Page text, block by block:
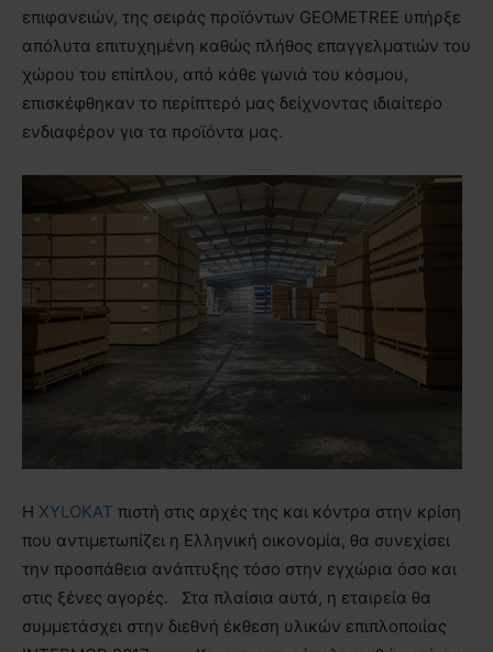
επιφανειών, της σειράς προϊόντων GEOMETREE υπήρξε
απόλυτα επιτυχημένη καθώς πλήθος επαγγελματιών του
χώρου του επίπλου, από κάθε γωνιά του κόσμου,
επισκέφθηκαν το περίπτερό μας δείχνοντας ιδιαίτερο
ενδιαφέρον για τα προϊόντα μας.
Η XYLOKAT πιστή στις αρχές της και κόντρα στην κρίση
που αντιμετωπίζει η Ελληνική οικονομία, θα συνεχίσει
την προσπάθεια ανάπτυξης τόσο στην εγχώρια όσο και
στις ξένες αγορές. Στα πλαίσια αυτά, η εταιρεία θα
συμμετάσχει στην διεθνή έκθεση υλικών επιπλοποιίας